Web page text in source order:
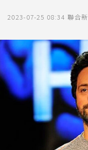
2023-07-25 08:34 聯合